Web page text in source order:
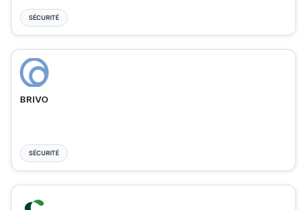
SÉCURITÉ
BRIVO
SÉCURITÉ